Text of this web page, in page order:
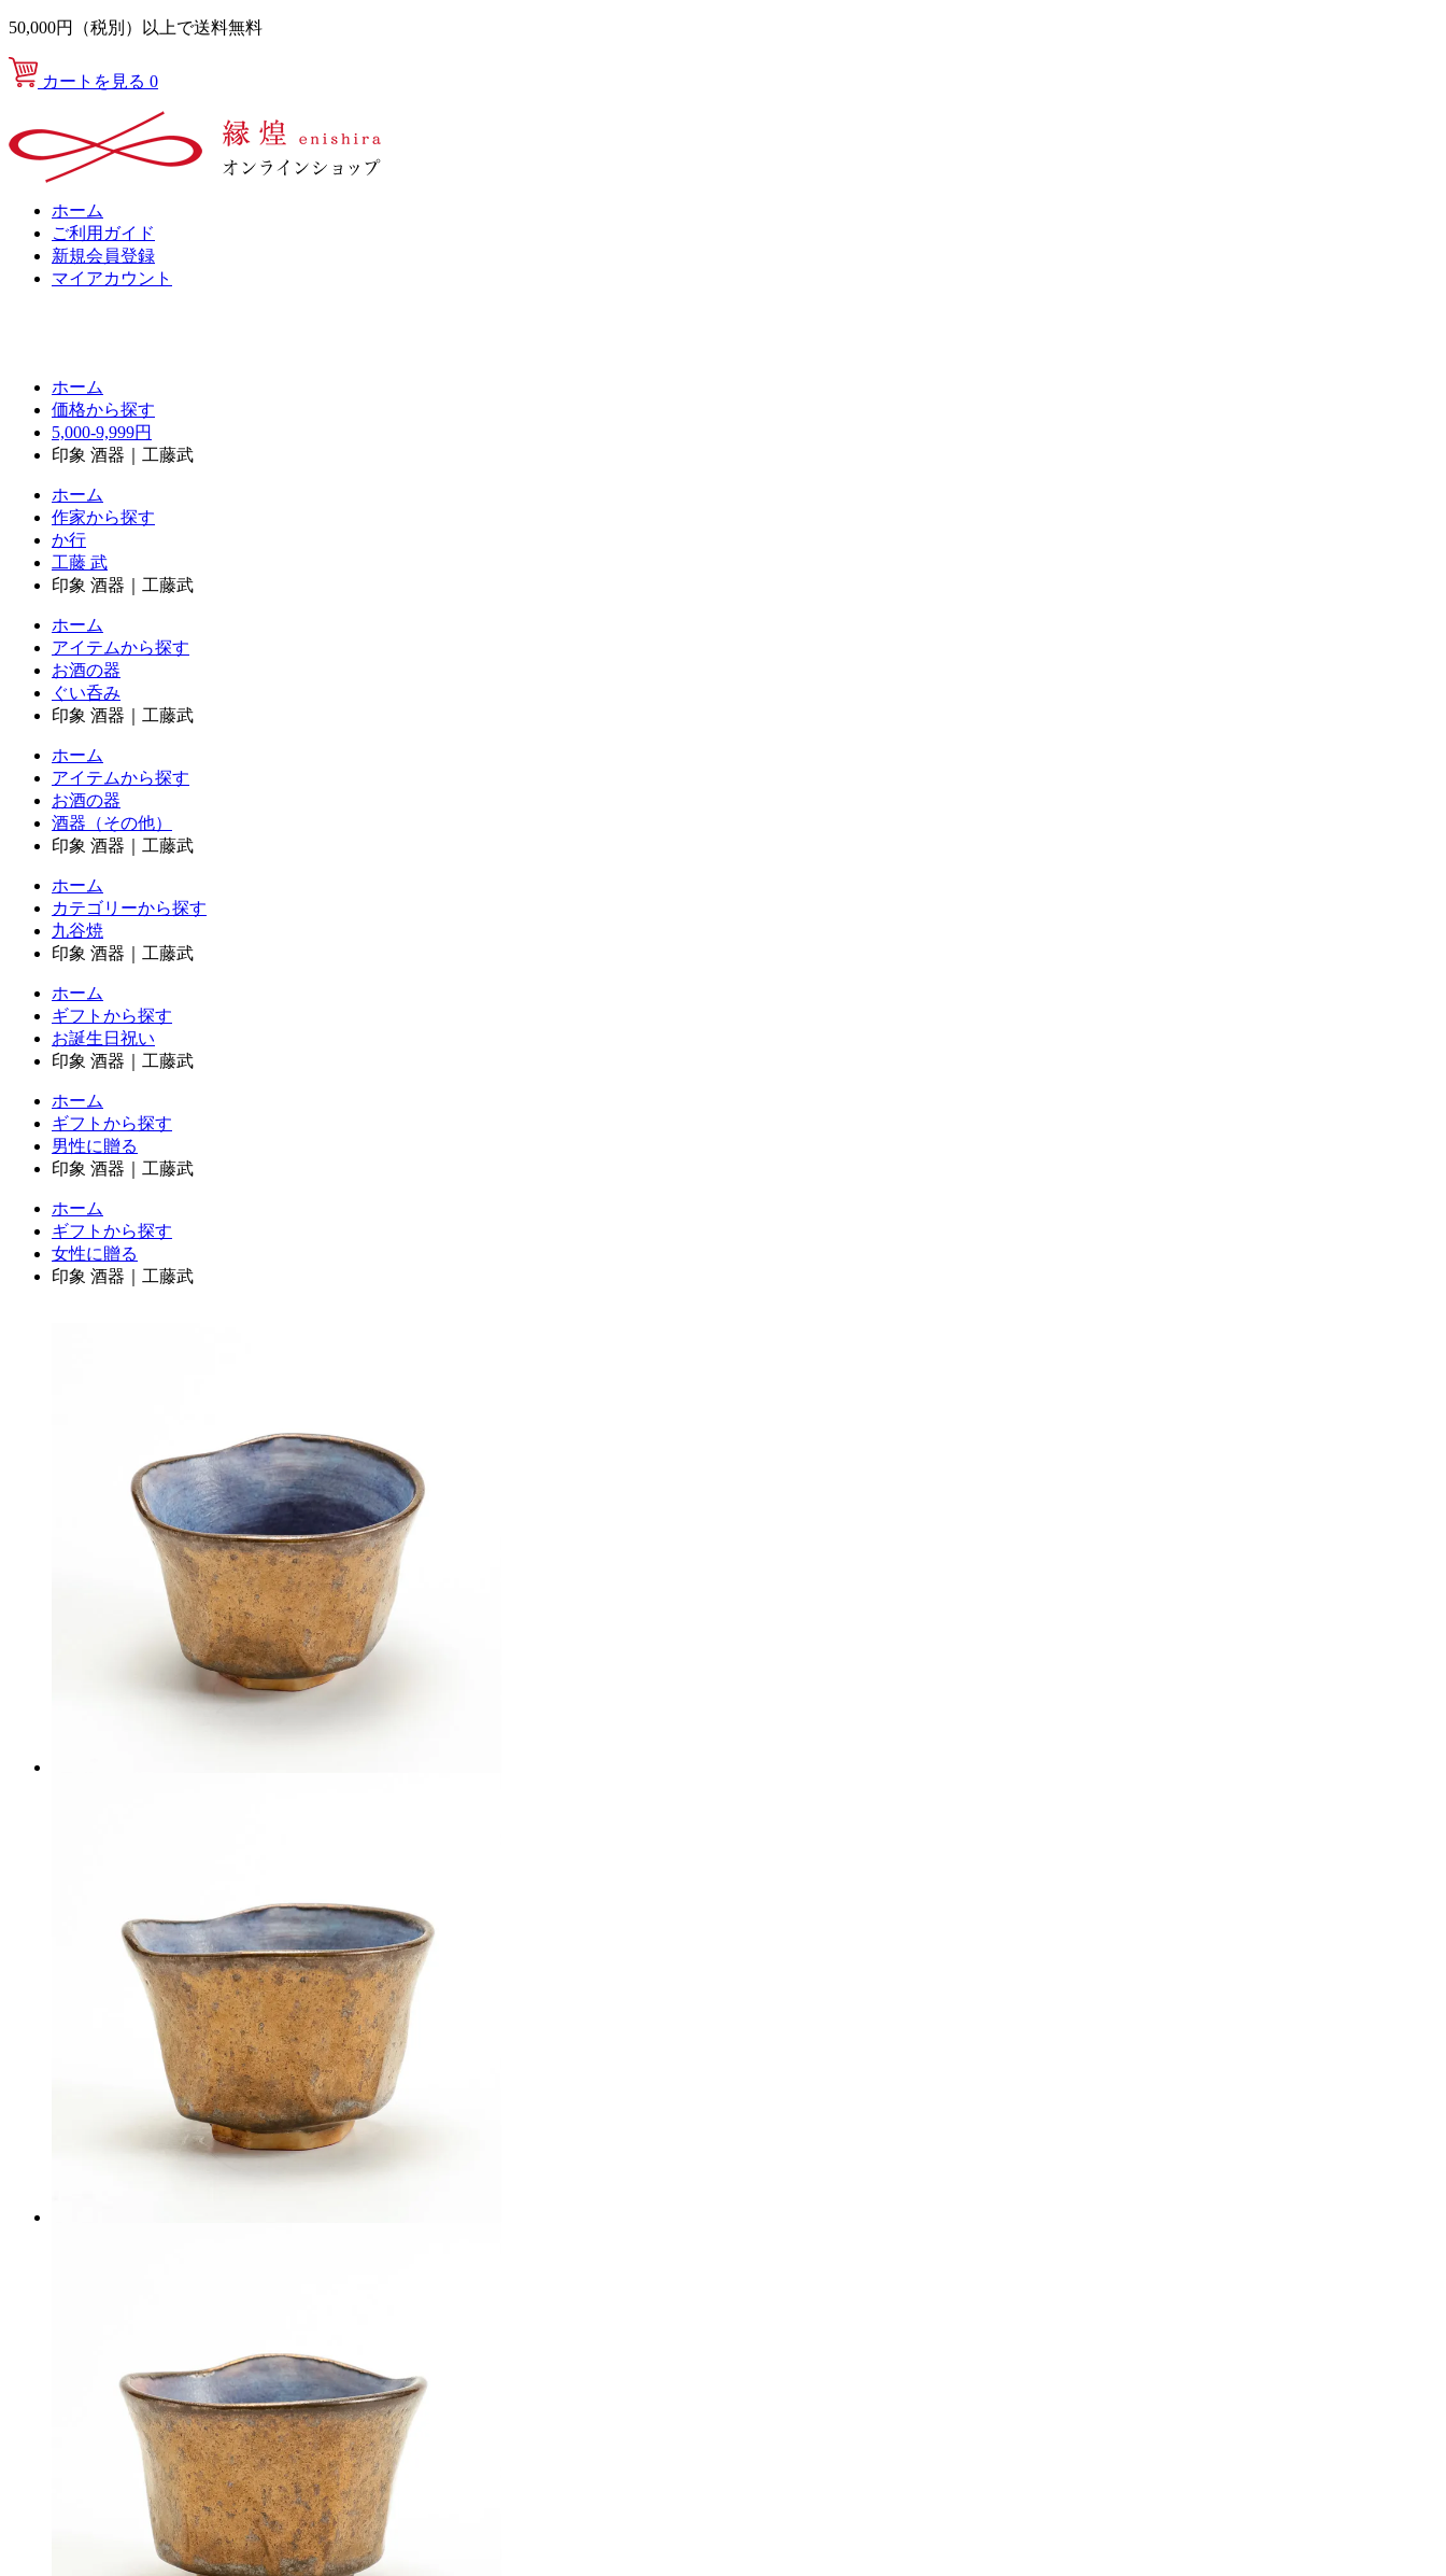
50,000円（税別）以上で送料無料
カートを見る 0
ホーム
ご利用ガイド
新規会員登録
マイアカウント
ホーム
価格から探す
5,000-9,999円
印象 酒器｜工藤武
ホーム
作家から探す
か行
工藤 武
印象 酒器｜工藤武
ホーム
アイテムから探す
お酒の器
ぐい呑み
印象 酒器｜工藤武
ホーム
アイテムから探す
お酒の器
酒器（その他）
印象 酒器｜工藤武
ホーム
カテゴリーから探す
九谷焼
印象 酒器｜工藤武
ホーム
ギフトから探す
お誕生日祝い
印象 酒器｜工藤武
ホーム
ギフトから探す
男性に贈る
印象 酒器｜工藤武
ホーム
ギフトから探す
女性に贈る
印象 酒器｜工藤武